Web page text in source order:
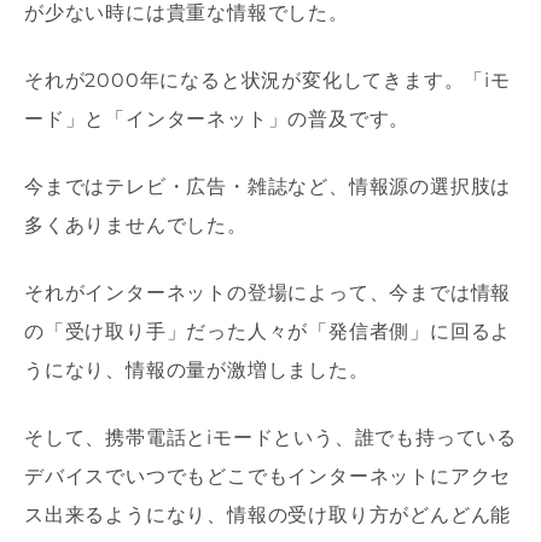
が少ない時には貴重な情報でした。
それが2000年になると状況が変化してきます。「iモ
ード」と「インターネット」の普及です。
今まではテレビ・広告・雑誌など、情報源の選択肢は
多くありませんでした。
それがインターネットの登場によって、今までは情報
の「受け取り手」だった人々が「発信者側」に回るよ
うになり、情報の量が激増しました。
そして、携帯電話とiモードという、誰でも持っている
デバイスでいつでもどこでもインターネットにアクセ
ス出来るようになり、情報の受け取り方がどんどん能